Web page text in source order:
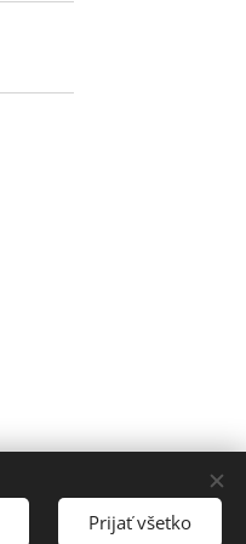
Prijať všetko